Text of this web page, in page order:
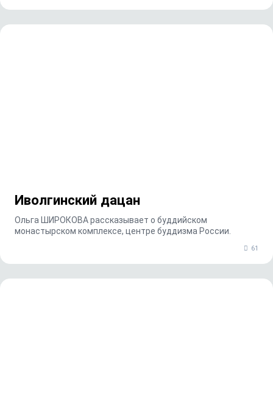
Иволгинский дацан
Ольга ШИРОКОВА рассказывает о буддийском
монастырском комплексе, центре буддизма России.
61